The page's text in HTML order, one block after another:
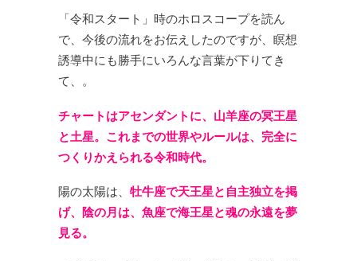
「令和スタート」時のホロスコープを読ん
で、 今後の流れをお伝えしたのですが、 瞑想
誘導中にも勝手にいろんな言葉が下りてき
て、。
チャートはアセンダントに、 山羊座の冥王星
と土星。 これまでの世界やルールは、 完全に
つくりかえられる令和時代。
陽の太陽は、 牡牛座で天王星と自主独立を掲
げ、
陰の月は、 魚座で海王星と魂の永遠を夢
見る。